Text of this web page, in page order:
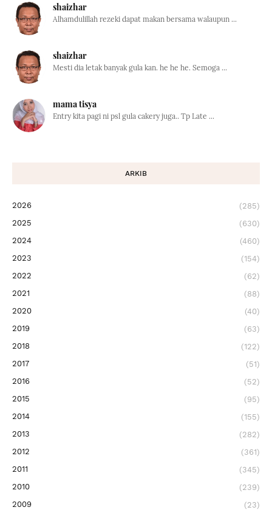
shaizhar
Alhamdulillah rezeki dapat makan bersama walaupun ...
shaizhar
Mesti dia letak banyak gula kan. he he he. Semoga ...
mama tisya
Entry kita pagi ni psl gula cakery juga.. Tp Late ...
ARKIB
2026
(285)
2025
(630)
2024
(460)
2023
(154)
2022
(62)
2021
(88)
2020
(40)
2019
(63)
2018
(122)
2017
(51)
2016
(52)
2015
(95)
2014
(155)
2013
(282)
2012
(361)
2011
(345)
2010
(239)
2009
(23)